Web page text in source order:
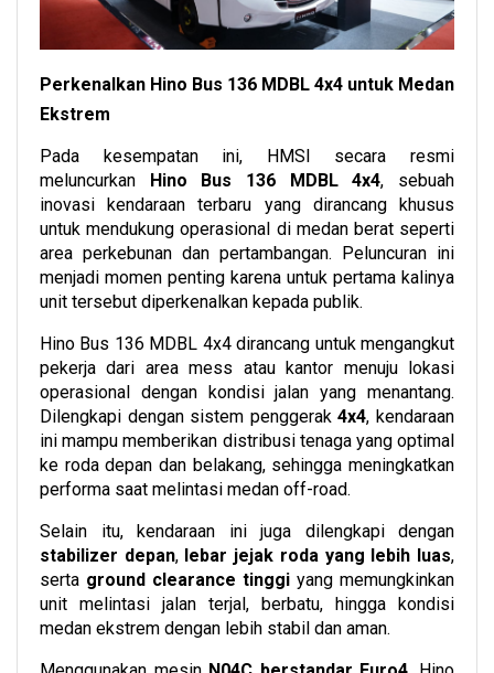
Perkenalkan Hino Bus 136 MDBL 4x4 untuk Medan
Ekstrem
Pada kesempatan ini, HMSI secara resmi
meluncurkan
Hino Bus 136 MDBL 4x4, sebuah
inovasi kendaraan terbaru yang dirancang khusus
untuk mendukung operasional di medan berat seperti
area perkebunan dan pertambangan. Peluncuran ini
menjadi momen penting karena untuk pertama kalinya
unit tersebut diperkenalkan kepada publik.
Hino Bus 136 MDBL 4x4 dirancang untuk mengangkut
pekerja dari area mess atau kantor menuju lokasi
operasional dengan kondisi jalan yang menantang.
Dilengkapi dengan sistem penggerak4x4, kendaraan
ini mampu memberikan distribusi tenaga yang optimal
ke roda depan dan belakang, sehingga meningkatkan
performa saat melintasi medan off-road.
Selain itu, kendaraan ini juga dilengkapi dengan
stabilizer depan, lebar jejak roda yang lebih luas,
serta ground clearance tinggi yang memungkinkan
unit melintasi jalan terjal, berbatu, hingga kondisi
medan ekstrem dengan lebih stabil dan aman.